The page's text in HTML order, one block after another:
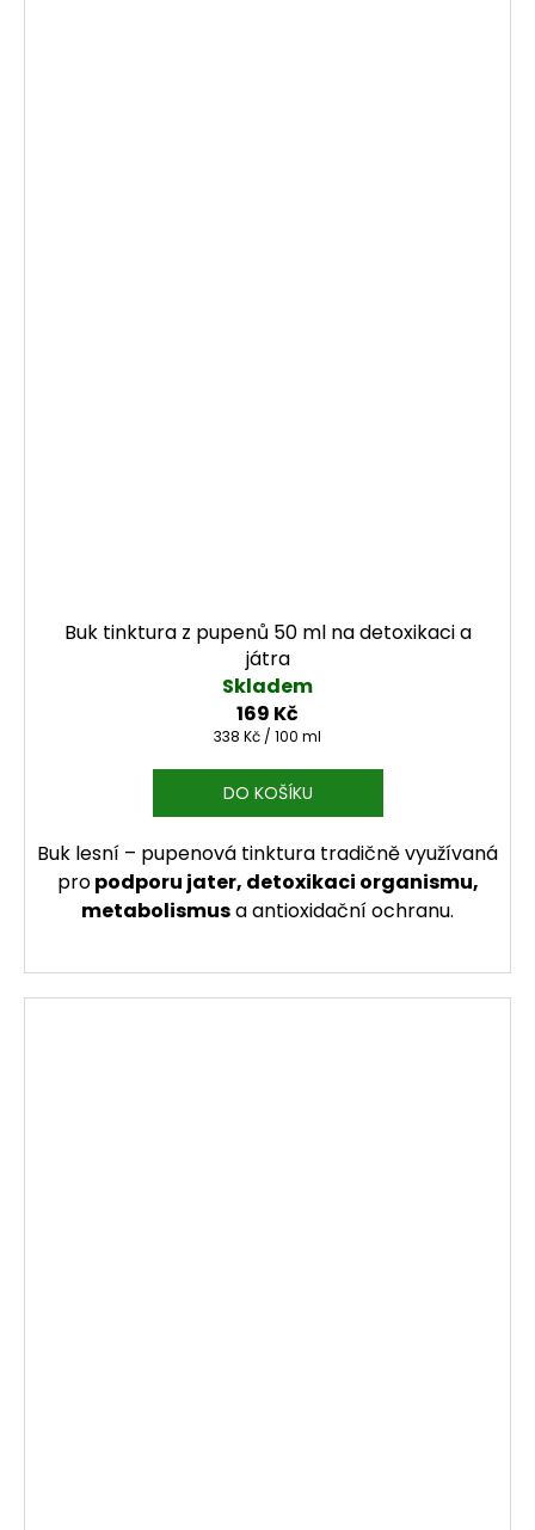
Buk tinktura z pupenů 50 ml na detoxikaci a
játra
Skladem
169 Kč
Měrná cena:
338 Kč / 100 ml
DO KOŠÍKU
Buk lesní – pupenová tinktura tradičně využívaná
propodporu jater, detoxikaci organismu,
metabolismusa antioxidační ochranu.